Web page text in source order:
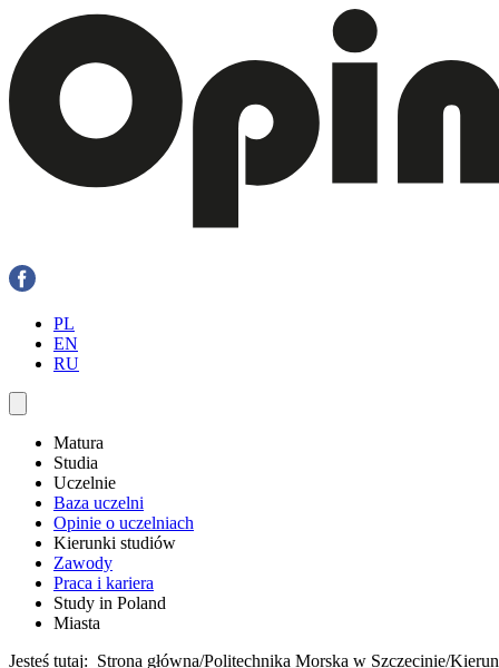
PL
EN
RU
Matura
Studia
Uczelnie
Baza uczelni
Opinie o uczelniach
Kierunki studiów
Zawody
Praca i kariera
Study in Poland
Miasta
Jesteś tutaj: Strona główna Politechnika Morska w Szczecinie